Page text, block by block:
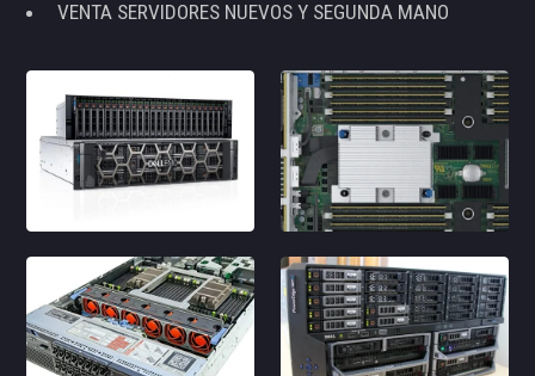
VENTA SERVIDORES NUEVOS Y SEGUNDA MANO